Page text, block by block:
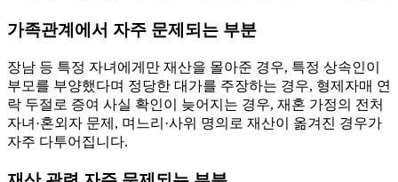
가족관계에서 자주 문제되는 부분
장남 등 특정 자녀에게만 재산을 몰아준 경우, 특정 상속인이
부모를 부양했다며 정당한 대가를 주장하는 경우, 형제자매 연
락 두절로 증여 사실 확인이 늦어지는 경우, 재혼 가정의 전처
자녀·혼외자 문제, 며느리·사위 명의로 재산이 옮겨진 경우가
자주 다투어집니다.